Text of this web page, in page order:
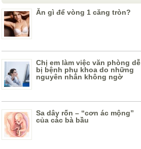
Ăn gì để vòng 1 căng tròn?
Chị em làm việc văn phòng dễ
bị bệnh phụ khoa do những
nguyên nhân không ngờ
Sa dây rốn – “cơn ác mộng”
của các bà bầu